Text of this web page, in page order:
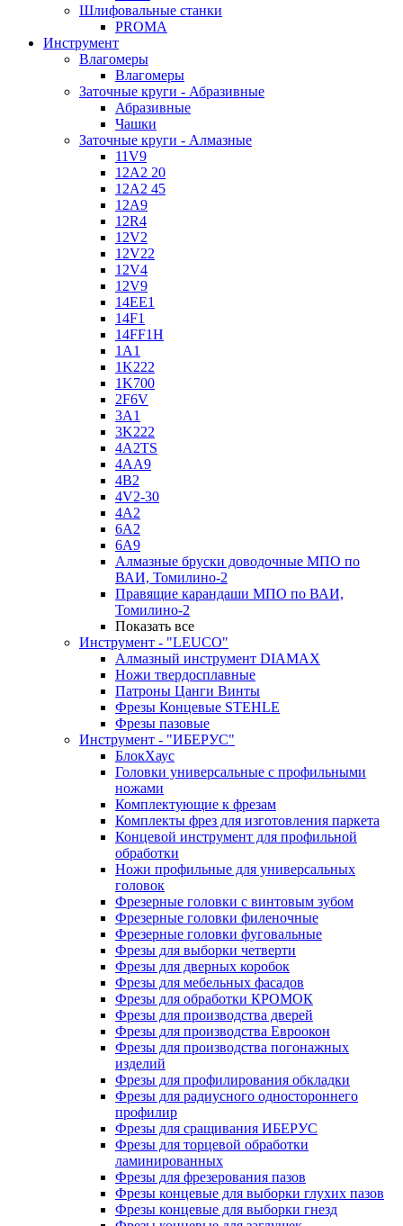
Шлифовальные станки
PROMA
Инструмент
Влагомеры
Влагомеры
Заточные круги - Абразивные
Абразивные
Чашки
Заточные круги - Алмазные
11V9
12A2 20
12A2 45
12A9
12R4
12V2
12V22
12V4
12V9
14EE1
14F1
14FF1H
1A1
1K222
1K700
2F6V
3A1
3K222
4A2TS
4AA9
4B2
4V2-30
4А2
6A2
6A9
Алмазные бруски доводочные МПО по
ВАИ, Томилино-2
Правящие карандаши МПО по ВАИ,
Томилино-2
Показать все
Инструмент - "LEUCO"
Алмазный инструмент DIAMAX
Ножи твердосплавные
Патроны Цанги Винты
Фрезы Концевые STEHLE
Фрезы пазовые
Инструмент - "ИБЕРУС"
БлокХаус
Головки универсальные с профильными
ножами
Комплектующие к фрезам
Комплекты фрез для изготовления паркета
Концевой инструмент для профильной
обработки
Ножи профильные для универсальных
головок
Фрезерные головки с винтовым зубом
Фрезерные головки филеночные
Фрезерные головки фуговальные
Фрезы для выборки четверти
Фрезы для дверных коробок
Фрезы для мебельных фасадов
Фрезы для обработки КРОМОК
Фрезы для производства дверей
Фрезы для производства Евроокон
Фрезы для производства погонажных
изделий
Фрезы для профилирования обкладки
Фрезы для радиусного одностороннего
профилир
Фрезы для сращивания ИБЕРУС
Фрезы для торцевой обработки
ламинированных
Фрезы для фрезерования пазов
Фрезы концевые для выборки глухих пазов
Фрезы концевые для выборки гнезд